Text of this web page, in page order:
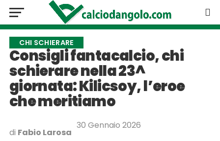
CHI SCHIERARE
Consigli fantacalcio, chi
schierare nella 23^
giornata: Kilicsoy, l’eroe
che meritiamo
di Fabio Larosa
30 Gennaio 2026